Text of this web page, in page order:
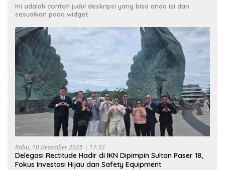
Ini adalah contoh judul deskripsi yang bisa anda isi dan
sesuaikan pada widget
Rabu, 10 Desember 2025 | 17:33
Delegasi Rectitude Hadir di IKN Dipimpin Sultan Paser 18,
Fokus Investasi Hijau dan Safety Equipment